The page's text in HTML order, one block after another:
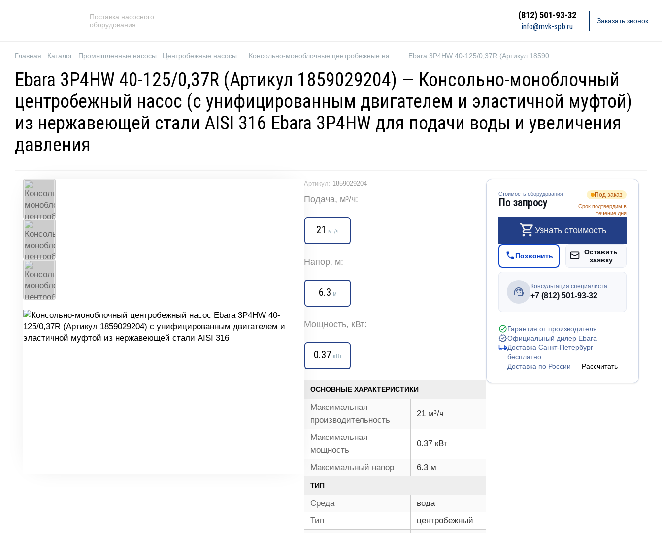
Поставка насосного
оборудования
(812) 501-93-32
info@mvk-spb.ru
Заказать звонок
Главная Каталог Промышленные насосы Центробежные насосы
Ebara 3P4HW 40-125/0,37R (Артикул 1859029204) — Консольно-моноблочный
центробежный насос (с унифицированным двигателем и эластичной муфтой)
из нержавеющей стали AISI 316 Ebara 3P4HW для подачи воды и увеличения
давления
Артикул: 1859029204
Подача, м³/ч:
21 м³/ч
Напор, м:
6.3 м
Мощность, кВт:
0.37 кВт
ОСНОВНЫЕ ХАРАКТЕРИСТИКИ
Максимальная
производительность
21 м³/ч
Максимальная
мощность
0.37 кВт
Максимальный напор 6.3 м
ТИП
Среда
вода
Тип
центробежный
Стоимость оборудования
По запросу
Под заказ
Срок подтвердим в
течение дня
Узнать стоимость
Позвонить
Оставить
заявку
Консультация специалиста
+7 (812) 501-93-32
Гарантия от производителя
Официальный дилер Ebara
Доставка Санкт-Петербург —
бесплатно
Доставка по России — Рассчитать